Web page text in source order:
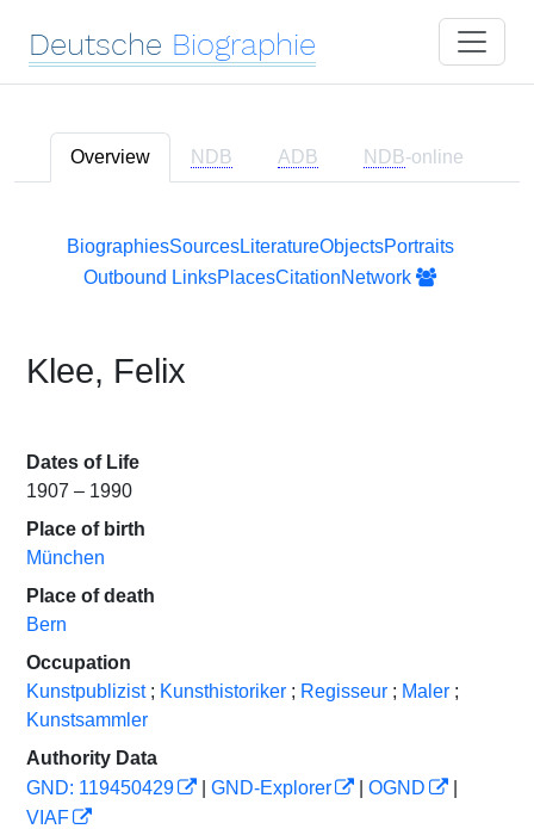
Deutsche Biographie
Overview NDB ADB NDB-online
BiographiesSourcesLiteratureObjectsPortraits
Outbound LinksPlacesCitationNetwork
Klee, Felix
Dates of Life
1907 – 1990
Place of birth
München
Place of death
Bern
Occupation
Kunstpublizist ; Kunsthistoriker ; Regisseur ; Maler ;
Kunstsammler
Authority Data
GND: 119450429
GND-Explorer OGND
VIAF